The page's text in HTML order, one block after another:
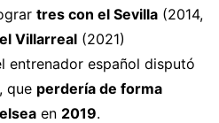
tres con el Sevilla (2014,
Villarreal (2021)
entrenador español disputó
, que perdería de forma
en 2019.